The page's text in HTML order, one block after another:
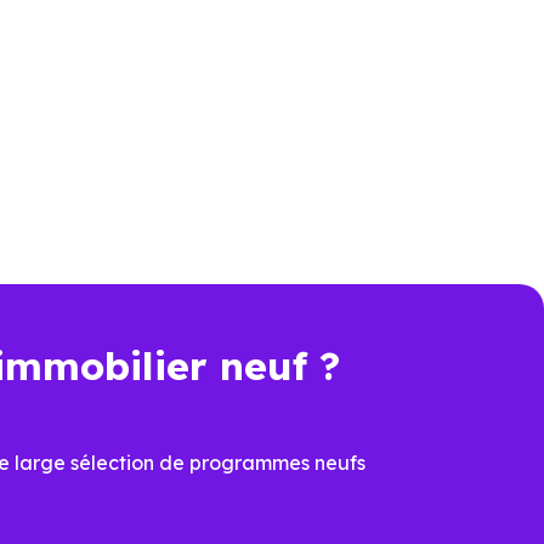
un zonage géographique
"le bien choisi est-il bien
produits de défiscalisation
neuf ?
large sélection de programmes neufs